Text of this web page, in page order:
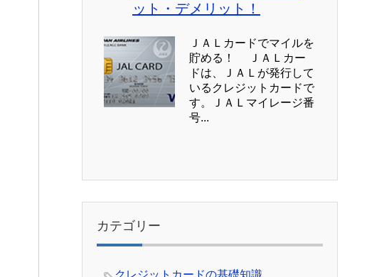
ット・デメリット！
ＪＡＬカードでマイルを
貯める！ ＪＡＬカー
ドは、ＪＡＬが発行して
いるクレジットカードで
す。ＪＡＬマイレージ番
号...
カテゴリー
クレジットカードの基礎知識